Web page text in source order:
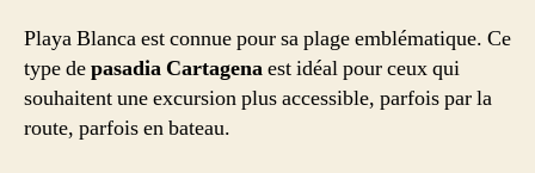
Playa Blanca est connue pour sa plage emblématique. Ce
type depasadia Cartagenaest idéal pour ceux qui
souhaitent une excursion plus accessible, parfois par la
route, parfois en bateau.